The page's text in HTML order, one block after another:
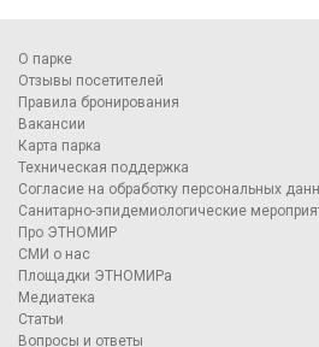
О парке
Отзывы посетителей
Правила бронирования
Вакансии
Карта парка
Техническая поддержка
Согласие на обработку персональных
Санитарно-эпидемиологические
Про ЭТНОМИР
СМИ о нас
Площадки ЭТНОМИРа
Медиатека
Статьи
Вопросы и ответы